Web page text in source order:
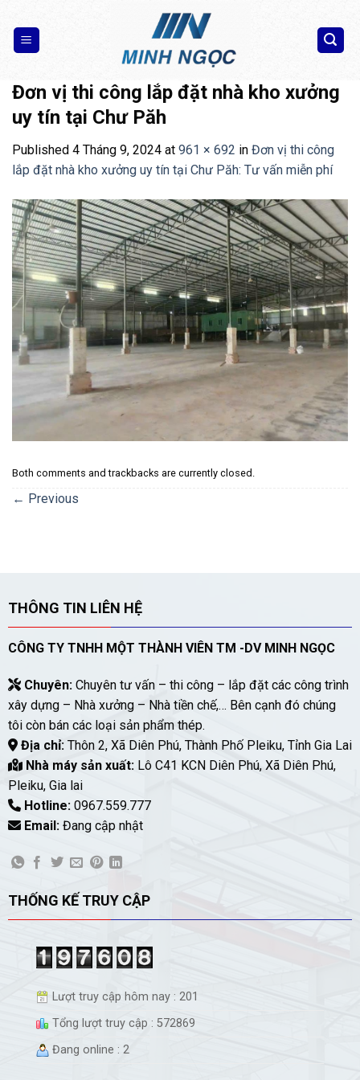
content
Đơn vị thi công lắp đặt nhà kho xưởng
uy tín tại Chư Păh
Published 4 Tháng 9, 2024 at 961 × 692 in Đơn vị thi công
lắp đặt nhà kho xưởng uy tín tại Chư Păh: Tư vấn miễn phí
Both comments and trackbacks are currently closed.
← Previous
THÔNG TIN LIÊN HỆ
CÔNG TY TNHH MỘT THÀNH VIÊN TM -DV MINH NGỌC
Chuyên:Chuyên tư vấn – thi công – lắp đặt các công trình
xây dựng – Nhà xưởng – Nhà tiền chế,… Bên cạnh đó chúng
tôi còn bán các loại sản phẩm thép.
Địa chỉ:Thôn 2, Xã Diên Phú, Thành Phố Pleiku, Tỉnh Gia Lai
Nhà máy sản xuất:Lô C41 KCN Diên Phú, Xã Diên Phú,
Pleiku, Gia lai
Hotline:0967.559.777
Email:Đang cập nhật
THỐNG KẾ TRUY CẬP
Lượt truy cập hôm nay : 201
Tổng lượt truy cập : 572869
Đang online : 2